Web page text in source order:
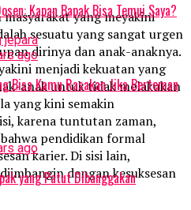
yang meyakini
sesuatu yang sangat urgen
dirinya dan anak-anaknya.
menjadi kekuatan yang
anak untuk tidak melakukan
yang kini semakin
karena tuntutan zaman,
pendidikan formal
karier. Di sisi lain,
dengan kesuksesan
Kapan Bapak Bisa Temui Saya?
ago
Bisa Kamu Rasakan Jika Berteman
ago
yang Patut Dibanggakan